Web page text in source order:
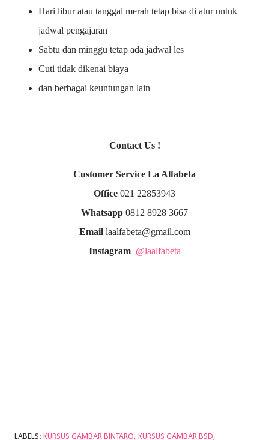
Hari libur atau tanggal merah tetap bisa di atur untuk
jadwal pengajaran
Sabtu dan minggu tetap ada jadwal les
Cuti tidak dikenai biaya
dan berbagai keuntungan lain
Contact Us !
Customer Service La Alfabeta
Office 021 22853943
Whatsapp 0812 8928 3667
Emaillaalfabeta@gmail.com
Instagram @laalfabeta
LABELS: KURSUS GAMBAR BINTARO KURSUS GAMBAR BSD